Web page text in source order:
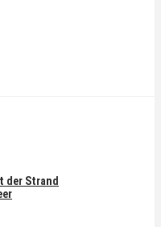
der Strand